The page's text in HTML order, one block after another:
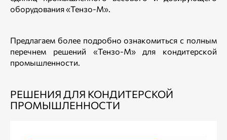
оборудования «Тензо-М».
Предлагаем более подробно ознакомиться с полным
перечнем решений «Тензо-М» для кондитерской
промышленности.
РЕШЕНИЯ ДЛЯ КОНДИТЕРСКОЙ
ПРОМЫШЛЕННОСТИ